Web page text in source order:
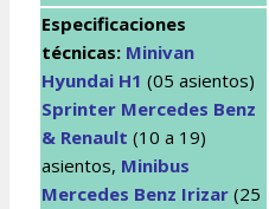
Especificaciones
técnicas: Minivan
Hyundai H1 (05 asientos)
Sprinter Mercedes Benz
& Renault (10 a 19)
asientos, Minibus
Mercedes Benz Irizar (25